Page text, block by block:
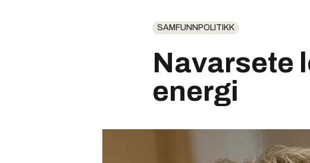
SAMFUNNPOLITIKK
Navarsete
energi